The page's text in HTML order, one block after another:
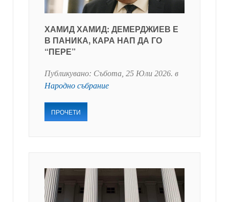
ХАМИД ХАМИД: ДЕМЕРДЖИЕВ Е
В ПАНИКА, КАРА НАП ДА ГО
“ПЕРЕ”
Публикувано: Събота, 25 Юли 2026. в
Народно събрание
ПРОЧЕТИ